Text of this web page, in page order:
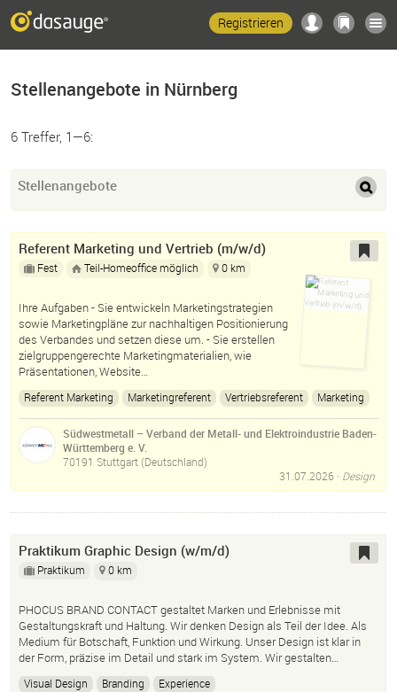
Registrieren
Stellenangebote in Nürnberg
6 Treffer, 1—6:
Stellenangebote
Referent Marketing und Vertrieb (m/w/d)
Fest Teil-Homeoffice möglich 0 km
Ihre Aufgaben - Sie entwickeln Marketingstrategien
sowie Marketingpläne zur nach­haltigen Posi­tionierung
des Verbandes und setzen diese um. - Sie erstellen
zielgruppengerechte Marketingmaterialien, wie
Präsen­tationen, Website…
Referent Marketing Marketingreferent Vertriebsreferent
Marketing
Vertrieb
Marketingstrategie
Marketingplanung
Marketingstrategien
Positionierung
Online-Marketing
Content-Marketing
Südwestmetall – Verband der Metall- und Elektroindustrie Baden-
Württemberg e. V.
70191 Stuttgart (Deutschland)
31.07.2026 · Design
Praktikum Graphic Design (w/m/d)
Praktikum 0 km
PHOCUS BRAND CONTACT gestaltet Marken und Erlebnisse mit
Gestaltungskraft und Haltung. Wir denken Design als Teil der Idee. Als
Medium für Botschaft, Funktion und Wirkung. Unser Design ist klar in
der Form, präzise im Detail und stark im System. Wir gestalten…
Visual Design Branding Experience